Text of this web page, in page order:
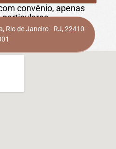
convênio, apenas
particulares.
Rio de Janeiro - RJ, 22410-